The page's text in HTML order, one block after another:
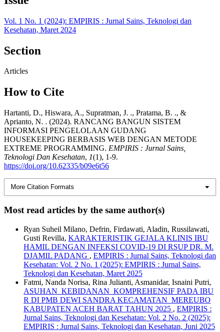
Vol. 1 No. 1 (2024): EMPIRIS : Jurnal Sains, Teknologi dan
Kesehatan, Maret 2024
Section
Articles
How to Cite
Hartanti, D., Hiswara, A., Supratman, J. ., Pratama, B. ., &
Aprianto, N. . (2024). RANCANG BANGUN SISTEM
INFORMASI PENGELOLAAN GUDANG
HOUSEKEEPING BERBASIS WEB DENGAN METODE
EXTREME PROGRAMMING. EMPIRIS : Jurnal Sains,
Teknologi Dan Kesehatan, 1(1), 1-9.
https://doi.org/10.62335/b09e6t56
More Citation Formats
Most read articles by the same author(s)
Ryan Suheil Milano, Defrin, Firdawati, Aladin, Russilawati,
Gusti Revilla, KARAKTERISTIK GEJALA KLINIS IBU
HAMIL DENGAN INFEKSI COVID-19 DI RSUP DR. M.
DJAMIL PADANG , EMPIRIS : Jurnal Sains, Teknologi dan
Kesehatan: Vol. 2 No. 1 (2025): EMPIRIS : Jurnal Sains,
Teknologi dan Kesehatan, Maret 2025
Fatmi, Nanda Norisa, Rina Julianti, Asmanidar, Isnaini Putri,
ASUHAN KEBIDANAN KOMPREHENSIF PADA IBU
R DI PMB DEWI SANDRA KECAMATAN MEREUBO
KABUPATEN ACEH BARAT TAHUN 2025 , EMPIRIS :
Jurnal Sains, Teknologi dan Kesehatan: Vol. 2 No. 2 (2025):
EMPIRIS : Jurnal Sains, Teknologi dan Kesehatan, Juni 2025